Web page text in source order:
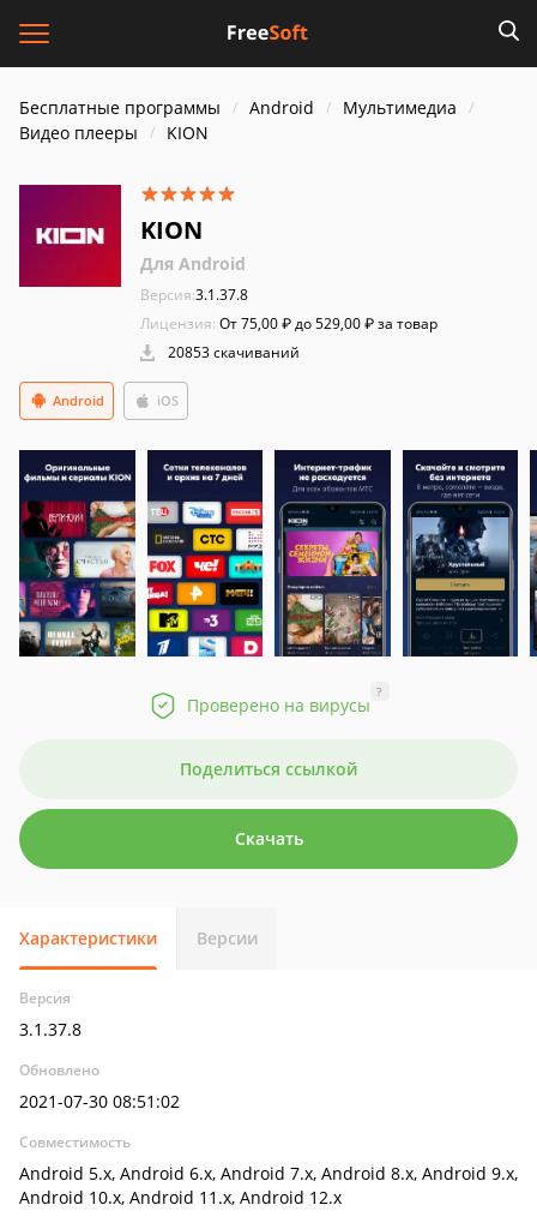
Бесплатные программы Android
Мультимедиа
Видео плееры
KION
KION
Для Android
Версия:3.1.37.8
Лицензия: От 75,00 ₽ до 529,00 ₽ за товар
20853 скачиваний
Android iOS
Проверено на вирусы
?
Поделиться ссылкой
Скачать
Характеристики Версии
Версия
3.1.37.8
Обновлено
2021-07-30 08:51:02
Совместимость
Android 5.x, Android 6.x, Android 7.x, Android 8.x, Android 9.x,
Android 10.x, Android 11.x, Android 12.x